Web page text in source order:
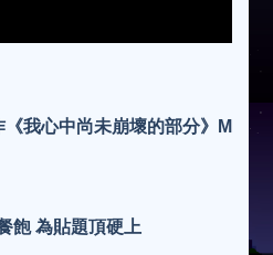
我心中尚未崩壞的部分》M
飽 為貼題頂硬上